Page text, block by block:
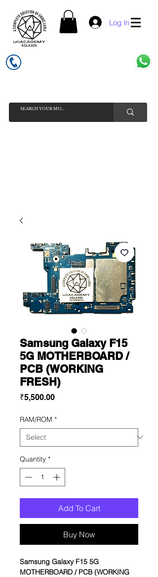
Log In
Samsung Galaxy F15
5G MOTHERBOARD /
PCB (WORKING
FRESH)
₹5,500.00Price
RAM/ROM *
Quantity *
Add To Cart
Buy Now
Samsung Galaxy F15 5G
MOTHERBOARD / PCB (WORKING